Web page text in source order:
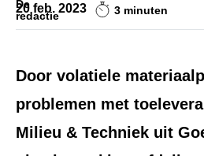
20 feb. 2023 3 minuten
Door volatiele
problemen met
Milieu & Techniek uit